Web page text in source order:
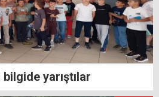
yarıştılar